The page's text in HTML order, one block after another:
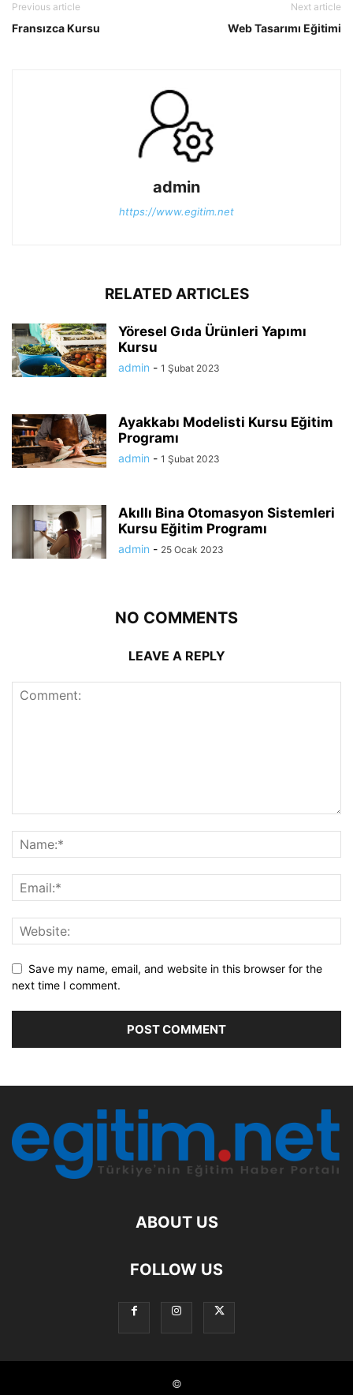
Previous article
Fransızca Kursu
Next article
Web Tasarımı Eğitimi
admin
https://www.egitim.net
RELATED ARTICLES
Yöresel Gıda Ürünleri Yapımı
Kursu
admin - 1 Şubat 2023
Ayakkabı Modelisti Kursu Eğitim
Programı
admin - 1 Şubat 2023
Akıllı Bina Otomasyon Sistemleri
Kursu Eğitim Programı
admin - 25 Ocak 2023
NO COMMENTS
LEAVE A REPLY
Save my name, email, and website in this browser for the
next time I comment.
ABOUT US
FOLLOW US
©